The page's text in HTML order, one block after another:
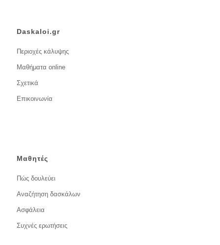
Daskaloi.gr
Περιοχές κάλυψης
Μαθήματα online
Σχετικά
Επικοινωνία
Μαθητές
Πώς δουλεύει
Αναζήτηση δασκάλων
Ασφάλεια
Συχνές ερωτήσεις